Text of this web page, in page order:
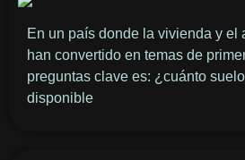
En un país donde la vivienda y el
han convertido en temas de
preguntas clave es: ¿cuánto
disponible